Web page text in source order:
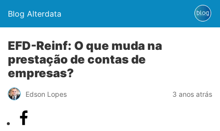
Blog Alterdata
EFD-Reinf: O que muda na
prestação de contas de
empresas?
Edson Lopes 3 anos atrás